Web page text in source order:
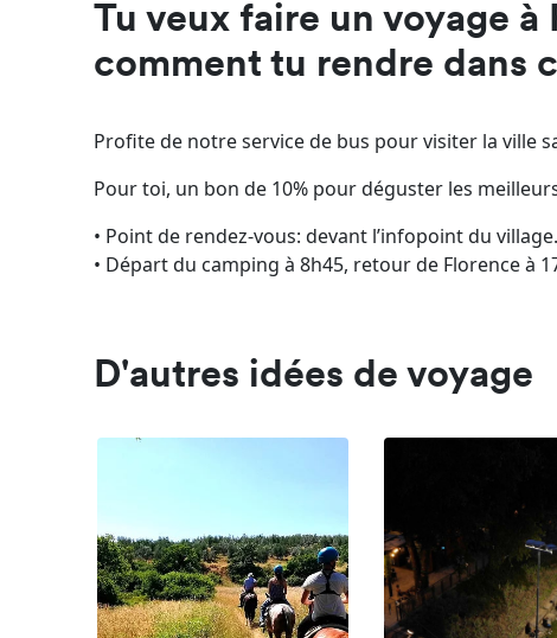
Tu veux faire un voyage à
comment tu rendre dans
Profite de notre service de bus pour visiter la ville
Pour toi, un bon de 10% pour déguster les
• Point de rendez-vous: devant l’infopoint du village.
• Départ du camping à 8h45, retour de Florence à
D'autres idées de voyage